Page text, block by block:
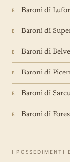
B Baroni di
B Baroni di
B Baroni di
B Baroni di
B Baroni di
B Baroni di
I POSSEDIMENTI